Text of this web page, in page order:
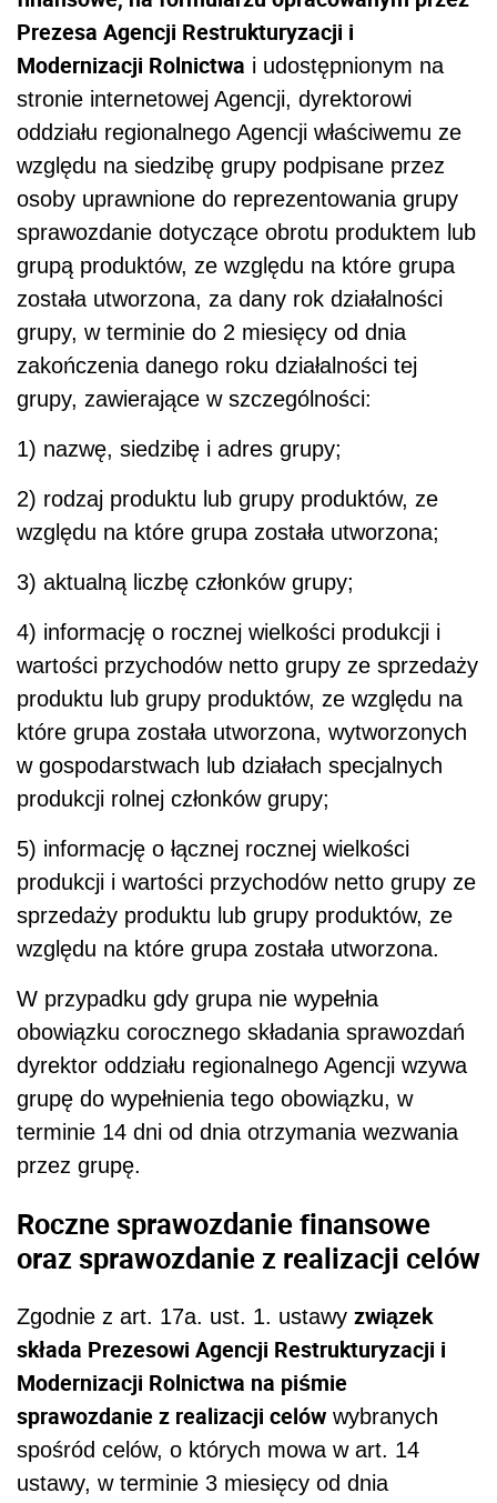
Prezesa Agencji Restrukturyzacji i
Modernizacji Rolnictwa i udostępnionym na
stronie internetowej Agencji, dyrektorowi
oddziału regionalnego Agencji właściwemu ze
względu na siedzibę grupy podpisane przez
osoby uprawnione do reprezentowania grupy
sprawozdanie dotyczące obrotu produktem lub
grupą produktów, ze względu na które grupa
została utworzona, za dany rok działalności
grupy, w terminie do 2 miesięcy od dnia
zakończenia danego roku działalności tej
grupy, zawierające w szczególności:
1) nazwę, siedzibę i adres grupy;
2) rodzaj produktu lub grupy produktów, ze
względu na które grupa została utworzona;
3) aktualną liczbę członków grupy;
4) informację o rocznej wielkości produkcji i
wartości przychodów netto grupy ze sprzedaży
produktu lub grupy produktów, ze względu na
które grupa została utworzona, wytworzonych
w gospodarstwach lub działach specjalnych
produkcji rolnej członków grupy;
5) informację o łącznej rocznej wielkości
produkcji i wartości przychodów netto grupy ze
sprzedaży produktu lub grupy produktów, ze
względu na które grupa została utworzona.
W przypadku gdy grupa nie wypełnia
obowiązku corocznego składania sprawozdań
dyrektor oddziału regionalnego Agencji wzywa
grupę do wypełnienia tego obowiązku, w
terminie 14 dni od dnia otrzymania wezwania
przez grupę.
Roczne sprawozdanie finansowe
oraz sprawozdanie z realizacji celów
Zgodnie z art. 17a. ust. 1. ustawy związek
składa Prezesowi Agencji Restrukturyzacji i
Modernizacji Rolnictwa na piśmie
sprawozdanie z realizacji celów wybranych
spośród celów, o których mowa w art. 14
ustawy, w terminie 3 miesięcy od dnia